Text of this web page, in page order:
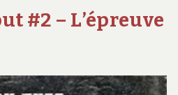
#2 – L’épreuve